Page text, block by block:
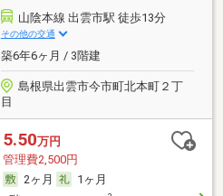
山陰本線 出雲市駅 徒歩13分
その他の交通
築6年6ヶ月 / 3階建
島根県出雲市今市町北本町２丁
目
5.50万円
管理費2,500円
2ヶ月
1ヶ月